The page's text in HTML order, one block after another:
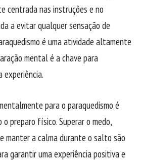
centrada nas instruções e no
a evitar qualquer sensação de
é uma atividade altamente
mental é a chave para
experiência.
para o paraquedismo é
preparo físico. Superar o medo,
manter a calma durante o salto são
garantir uma experiência positiva e